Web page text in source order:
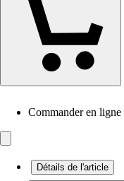
Commander en ligne
Détails de l'article